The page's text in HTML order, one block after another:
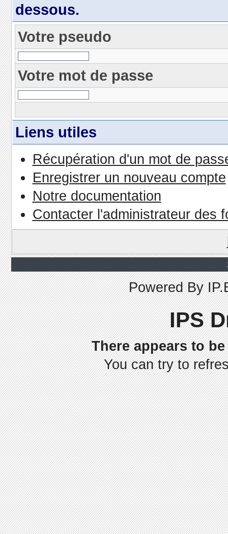
dessous.
Votre pseudo
Votre mot de passe
Liens utiles
Récupération d'un mot de
Enregistrer un nouveau compte
Notre documentation
Contacter l'administrateur des
Powered By
IPS
There appears to
You can try to